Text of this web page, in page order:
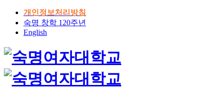
개인정보처리방침
숙명 창학 120주년
English